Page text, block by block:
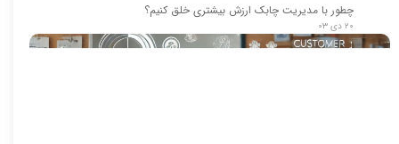
چطور با مدیریت چابک ارزش بیشتری خلق کنیم؟
۲۰ دی ۰۳